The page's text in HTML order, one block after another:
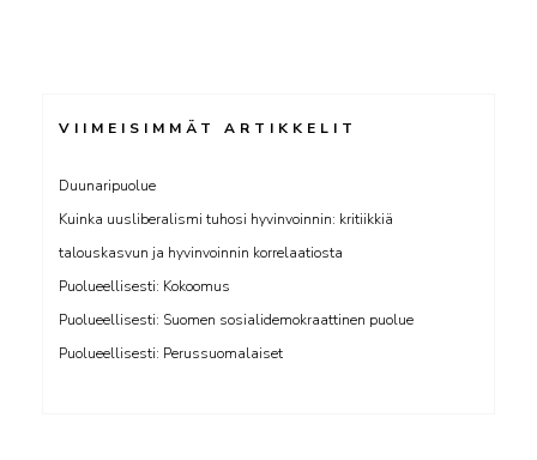
VIIMEISIMMÄT ARTIKKELIT
Duunaripuolue
Kuinka uusliberalismi tuhosi hyvinvoinnin: kritiikkiä
talouskasvun ja hyvinvoinnin korrelaatiosta
Puolueellisesti: Kokoomus
Puolueellisesti: Suomen sosialidemokraattinen puolue
Puolueellisesti: Perussuomalaiset